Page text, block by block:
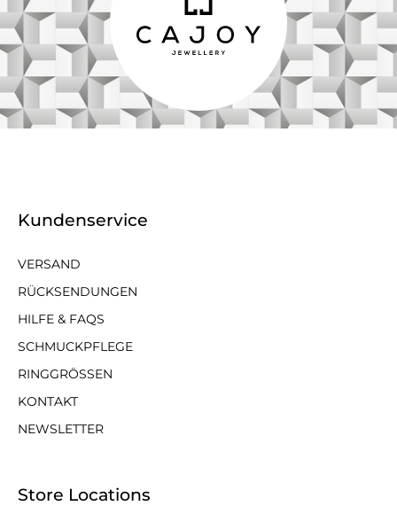
Kundenservice
VERSAND
RÜCKSENDUNGEN
HILFE & FAQS
SCHMUCKPFLEGE
RINGGRÖSSEN
KONTAKT
NEWSLETTER
Store Locations